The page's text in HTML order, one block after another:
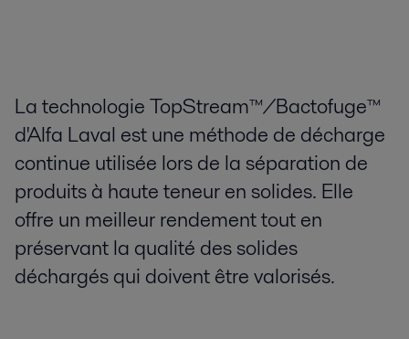
La technologie TopStream™/Bactofuge™
d'Alfa Laval est une méthode de décharge
continue utilisée lors de la séparation de
produits à haute teneur en solides. Elle
offre un meilleur rendement tout en
préservant la qualité des solides
déchargés qui doivent être valorisés.